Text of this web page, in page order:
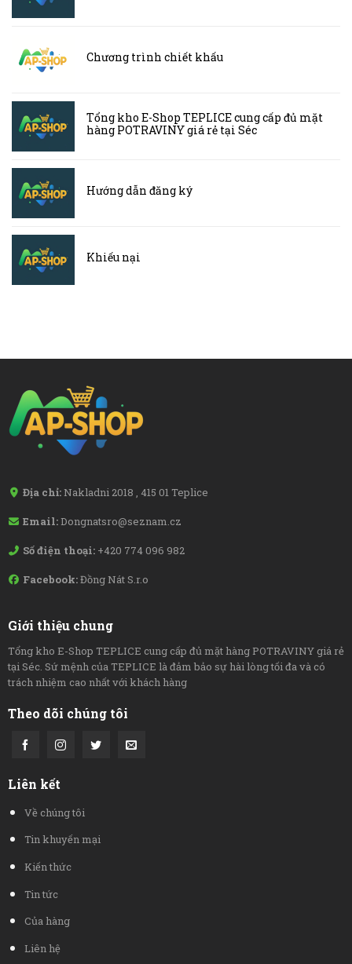
Chương trình chiết khấu
Tổng kho E-Shop TEPLICE cung cấp đủ mặt
hàng POTRAVINY giá rẻ tại Séc
Hướng dẫn đăng ký
Khiếu nại
Địa chỉ: Nakladni 2018 , 415 01 Teplice
Email:Dongnatsro@seznam.cz
Số điện thoại: +420 774 096 982
Facebook:Đồng Nát S.r.o
Giới thiệu chung
Tổng kho E-Shop TEPLICE cung cấp đủ mặt hàng POTRAVINY giá rẻ
tại Séc. Sứ mệnh của TEPLICE là đảm bảo sự hài lòng tối đa và có
trách nhiệm cao nhất với khách hàng
Theo dõi chúng tôi
Liên kết
Về chúng tôi
Tin khuyến mại
Kiến thức
Tin tức
Của hàng
Liên hệ